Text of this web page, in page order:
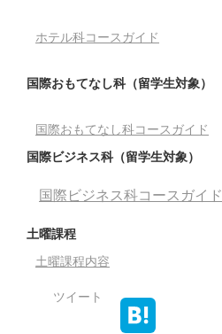
ホテル科コースガイド
国際おもてなし科（留学生対象）
国際おもてなし科コースガイド
国際ビジネス科（留学生対象）
国際ビジネス科コースガイド
土曜課程
土曜課程内容
ツイート